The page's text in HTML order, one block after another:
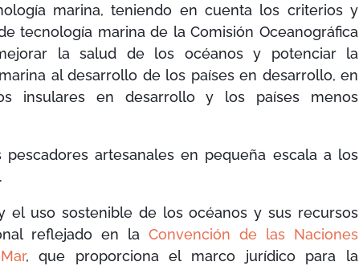
marina, teniendo en cuenta los criterios y
tecnología marina de la Comisión Oceanográfica
la salud de los océanos y potenciar la
al desarrollo de los países en desarrollo, en
insulares en desarrollo y los países menos
artesanales en pequeña escala a los
uso sostenible de los océanos y sus recursos
reflejado en la Convención de las Naciones
, que proporciona el marco jurídico para la